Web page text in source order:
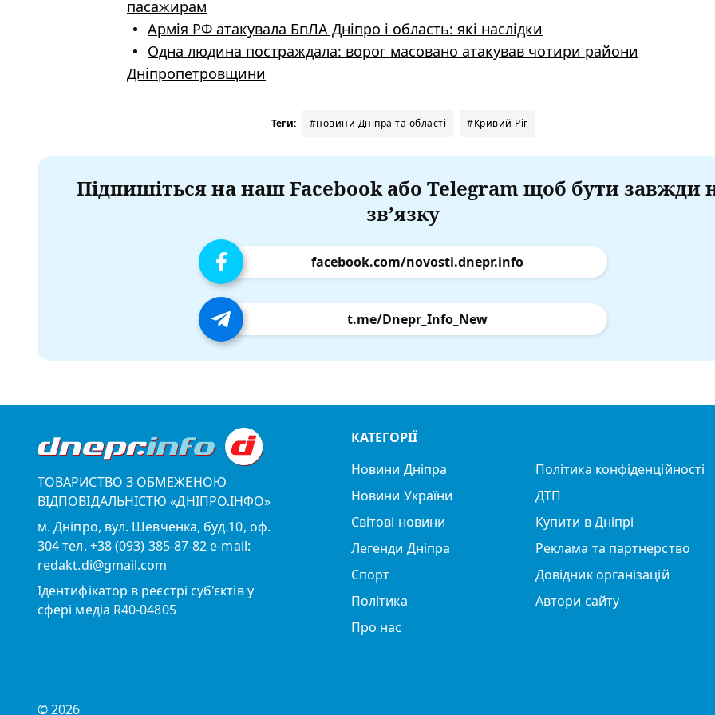
пасажирам
Армія РФ атакувала БпЛА Дніпро і область: які наслідки
Одна людина постраждала: ворог масовано атакував чотири райони
Дніпропетровщини
Теги: #новини Дніпра та області #Кривий Ріг
Підпишіться на наш Facebook або Telegram щоб бути завжди
зв’язку
facebook.com/novosti.dnepr.info
t.me/Dnepr_Info_New
ТОВАРИСТВО З ОБМЕЖЕНОЮ
ВІДПОВІДАЛЬНІСТЮ «ДНІПРО.ІНФО»
м. Дніпро, вул. Шевченка, буд.10, оф.
304 тел. +38 (093) 385-87-82 e-mail:
redakt.di@gmail.com
Ідентифікатор в реєстрі суб'єктів у
сфері медіа R40-04805
КАТЕГОРІЇ
Новини Дніпра
Новини України
Світові новини
Легенди Дніпра
Спорт
Політика
Про нас
Політика конфіденційності
ДТП
Купити в Дніпрі
Реклама та партнерство
Довідник організацій
Автори сайту
© 2026